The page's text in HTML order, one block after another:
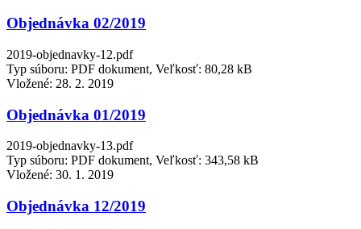
Objednávka 02/2019
2019-objednavky-12.pdf
Typ súboru: PDF dokument, Veľkosť: 80,28 kB
Vložené: 28. 2. 2019
Objednávka 01/2019
2019-objednavky-13.pdf
Typ súboru: PDF dokument, Veľkosť: 343,58 kB
Vložené: 30. 1. 2019
Objednávka 12/2019